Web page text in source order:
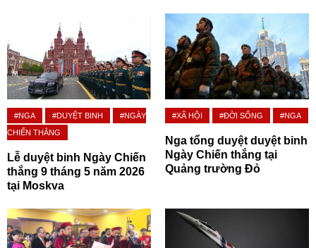
#NGA #DUYỆT BINH
#NGÀY
CHIẾN THẮNG
Lễ duyệt binh Ngày Chiến
thắng 9 tháng 5 năm 2026
tại Moskva
#XÃ HỘI #ĐỜI SỐNG #NGA
Nga tổng duyệt duyệt binh
Ngày Chiến thắng tại
Quảng trường Đỏ